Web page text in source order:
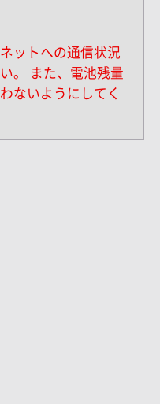
ットへの通信状況
。
また、電池残量
ないようにしてく